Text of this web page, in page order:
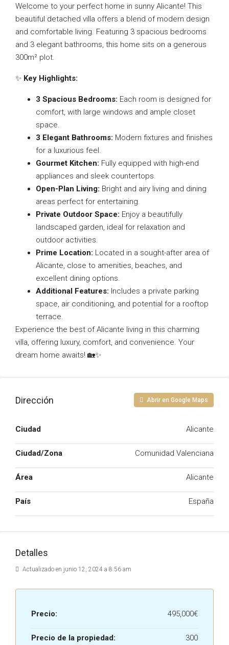
Welcome to your perfect home in sunny Alicante! This
beautiful detached villa offers a blend of modern design
and comfortable living. Featuring 3 spacious bedrooms
and 3 elegant bathrooms, this home sits on a generous
300m² plot.
✨ Key Highlights:
3 Spacious Bedrooms: Each room is designed for
comfort, with large windows and ample closet
space.
3 Elegant Bathrooms: Modern fixtures and finishes
for a luxurious feel.
Gourmet Kitchen: Fully equipped with high-end
appliances and sleek countertops.
Open-Plan Living: Bright and airy living and dining
areas perfect for entertaining.
Private Outdoor Space: Enjoy a beautifully
landscaped garden, ideal for relaxation and
outdoor activities.
Prime Location: Located in a sought-after area of
Alicante, close to amenities, beaches, and
excellent dining options.
Additional Features: Includes a private parking
space, air conditioning, and potential for a rooftop
terrace.
Experience the best of Alicante living in this charming
villa, offering luxury, comfort, and convenience. Your
dream home awaits! 🏡✨
Dirección Abrir en Google Maps
Ciudad Alicante
Ciudad/Zona Comunidad Valenciana
Área Alicante
País España
Detalles
Actualizado en junio 12, 2024 a 8:56 am
Precio: 495,000€
Precio de la propiedad: 300